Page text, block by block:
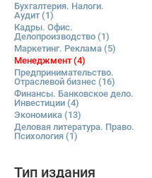
Бухгалтерия. Налоги.
Аудит(1)
Кадры. Офис.
Делопроизводство (1)
Маркетинг. Реклама (5)
Менеджмент(4)
Предпринимательство.
Отраслевой бизнес (16)
Финансы. Банковское дело.
Инвестиции (4)
Экономика (13)
Деловая литература. Право.
Психология (1)
Тип издания